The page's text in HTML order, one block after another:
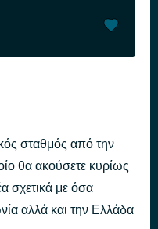
σταθμός από την
θα ακούσετε κυρίως
σχετικά με όσα
αλλά και την Ελλάδα